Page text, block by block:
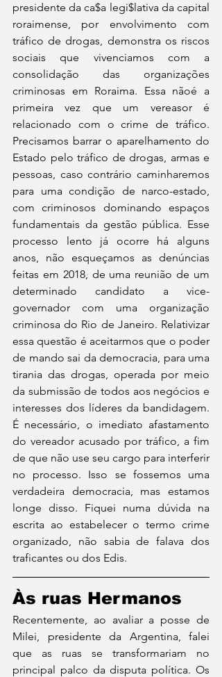
presidente da ca$a legi$lativa da capital
roraimense, por envolvimento com
tráfico de drogas, demonstra os riscos
sociais que vivenciamos com a
consolidação das organizações
criminosas em Roraima. Essa nãoé a
primeira vez que um vereasor é
relacionado com o crime de tráfico.
Precisamos barrar o aparelhamento do
Estado pelo tráfico de drogas, armas e
pessoas, caso contrário caminharemos
para uma condição de narco-estado,
com criminosos dominando espaços
fundamentais da gestão pública. Esse
processo lento já ocorre há alguns
anos, não esqueçamos as denúncias
feitas em 2018, de uma reunião de um
determinado candidato a vice-
governador com uma organização
criminosa do Rio de Janeiro. Relativizar
essa questão é aceitarmos que o poder
de mando sai da democracia, para uma
tirania das drogas, operada por meio
da submissão de todos aos negócios e
interesses dos líderes da bandidagem.
É necessário, o imediato afastamento
do vereador acusado por tráfico, a fim
de que não use seu cargo para interferir
no processo. Isso se fossemos uma
verdadeira democracia, mas estamos
longe disso. Fiquei numa dúvida na
escrita ao estabelecer o termo crime
organizado, não sabia de falava dos
traficantes ou dos Edis.
Às ruas Hermanos
Recentemente, ao avaliar a posse de
Milei, presidente da Argentina, falei
que as ruas se transformariam no
principal palco da disputa política. Os